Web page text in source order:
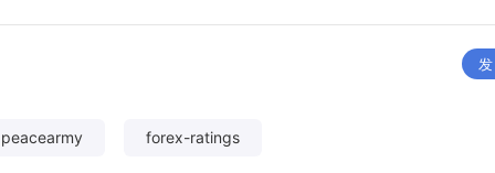
forex-ratings